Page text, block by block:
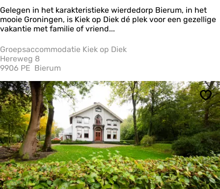
G
r
o
p
s
a
c
o
m
m
o
d
a
t
i
e
K
i
Gelegen in het karakteristieke wierdedorp Bierum, in het
mooie Groningen, is Kiek op Diek dé plek voor een gezellige
vakantie met familie of vriend...
Groepsaccommodatie Kiek op Diek
Hereweg 8
9906 PE Bierum